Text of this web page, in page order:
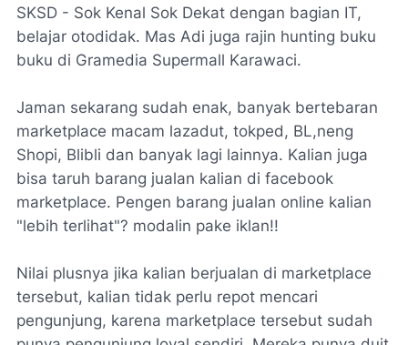
SKSD - Sok Kenal Sok Dekat dengan bagian IT,
belajar otodidak. Mas Adi juga rajin hunting buku
buku di Gramedia Supermall Karawaci.
Jaman sekarang sudah enak, banyak bertebaran
marketplace macam lazadut, tokped, BL,neng
Shopi, Blibli dan banyak lagi lainnya. Kalian juga
bisa taruh barang jualan kalian di facebook
marketplace. Pengen barang jualan online kalian
"lebih terlihat"? modalin pake iklan!!
Nilai plusnya jika kalian berjualan di marketplace
tersebut, kalian tidak perlu repot mencari
pengunjung, karena marketplace tersebut sudah